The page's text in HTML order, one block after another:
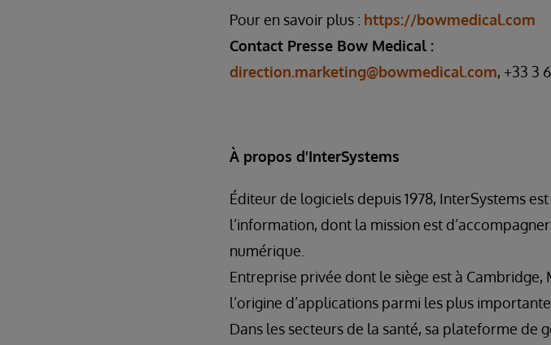
Pour en savoir plus : https://bowmedical.com
Contact Presse Bow Medical :
direction.marketing@bowmedical.com, +33 3
À propos d'InterSystems
Éditeur de logiciels depuis 1978, InterSystems
l’information, dont la mission est
numérique.
Entreprise privée dont le siège est à Cambridge,
l’origine d’applications parmi les plus
Dans les secteurs de la santé, sa plateforme de